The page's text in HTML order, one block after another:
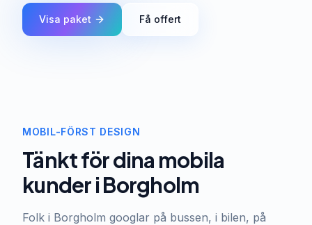
Visa paket Få offert
MOBIL-FÖRST DESIGN
Tänkt för dina mobila
kunder i Borgholm
Folk i Borgholm googlar på bussen, i bilen, på